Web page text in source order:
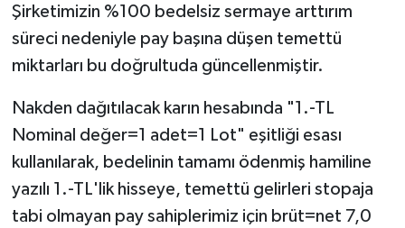
Şirketimizin %100 bedelsiz sermaye arttırım
süreci nedeniyle pay başına düşen temettü
miktarları bu doğrultuda güncellenmiştir.
Nakden dağıtılacak karın hesabında "1.-TL
Nominal değer=1 adet=1 Lot" eşitliği esası
kullanılarak, bedelinin tamamı ödenmiş hamiline
yazılı 1.-TL'lik hisseye, temettü gelirleri stopaja
tabi olmayan pay sahiplerimiz için brüt=net 7,0